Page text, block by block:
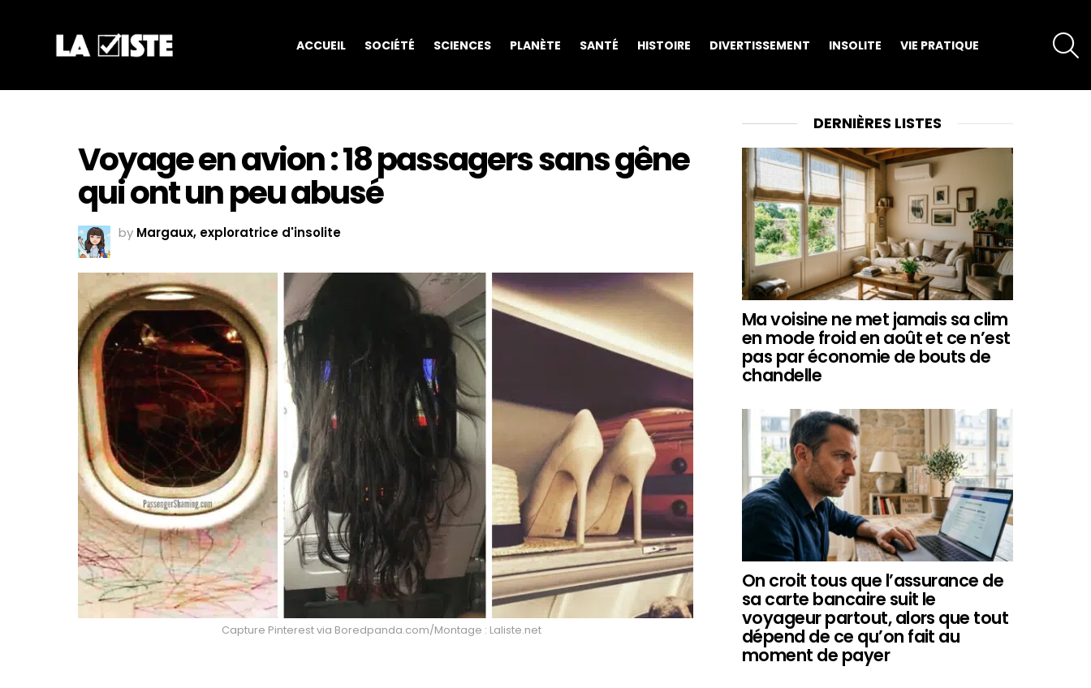
ACCUEIL SOCIÉTÉ SCIENCES PLANÈTE SANTÉ HISTOIRE DIVERTISSEMENT INSOLITE VIE PRATIQUE
Voyage en avion : 18 passagers sans gêne
qui ont un peu abusé
by Margaux, exploratrice d'insolite
Capture Pinterest via Boredpanda.com/Montage : Laliste.net
DERNIÈRES LISTES
Ma voisine ne met jamais sa clim
en mode froid en août et ce n’est
pas par économie de bouts de
chandelle
On croit tous que l’assurance de
sa carte bancaire suit le
voyageur partout, alors que tout
dépend de ce qu’on fait au
moment de payer